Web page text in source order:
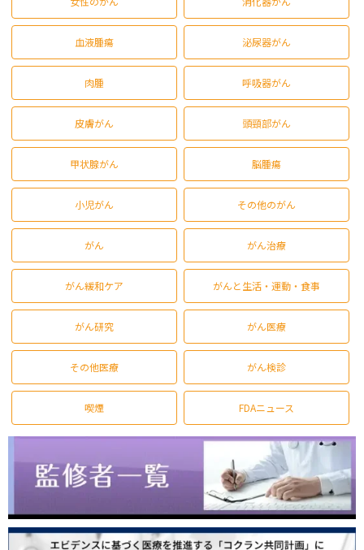
血液腫瘍 泌尿器がん
肉腫 呼吸器がん
皮膚がん 頭頸部がん
甲状腺がん 脳腫瘍
小児がん その他のがん
がん がん治療
がん緩和ケア がんと生活・運動・食事
がん研究 がん医療
その他医療 がん検診
喫煙 FDAニュース